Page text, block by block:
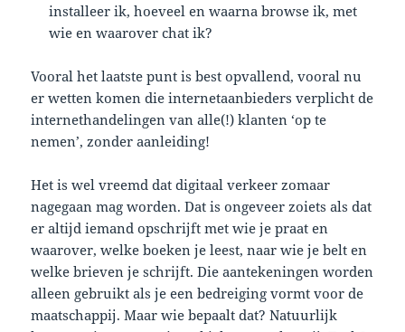
installeer ik, hoeveel en waarna browse ik, met
wie en waarover chat ik?
Vooral het laatste punt is best opvallend, vooral nu
er wetten komen die internetaanbieders verplicht de
internethandelingen van alle(!) klanten ‘op te
nemen’, zonder aanleiding!
Het is wel vreemd dat digitaal verkeer zomaar
nagegaan mag worden. Dat is ongeveer zoiets als dat
er altijd iemand opschrijft met wie je praat en
waarover, welke boeken je leest, naar wie je belt en
welke brieven je schrijft. Die aantekeningen worden
alleen gebruikt als je een bedreiging vormt voor de
maatschappij. Maar wie bepaalt dat? Natuurlijk